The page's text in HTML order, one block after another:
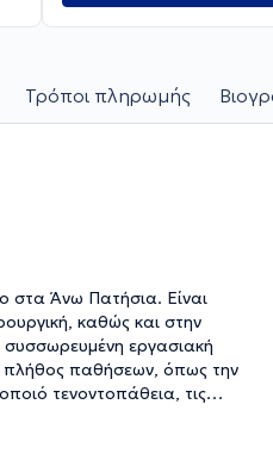
Τρόποι πληρωμής
στα Άνω Πατήσια. Είναι
καθώς και στην
εργασιακή
πλήθος παθήσεων, όπως την
τενοντοπάθεια, τις
και διεθνή συνέδρια και